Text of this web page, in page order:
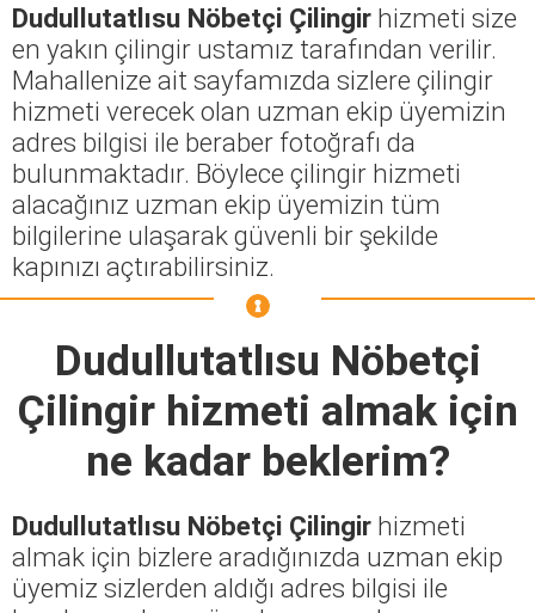
Dudullutatlısu Nöbetçi Çilingir hizmeti size
en yakın çilingir ustamız tarafından verilir.
Mahallenize ait sayfamızda sizlere çilingir
hizmeti verecek olan uzman ekip üyemizin
adres bilgisi ile beraber fotoğrafı da
bulunmaktadır. Böylece çilingir hizmeti
alacağınız uzman ekip üyemizin tüm
bilgilerine ulaşarak güvenli bir şekilde
kapınızı açtırabilirsiniz.
Dudullutatlısu Nöbetçi
Çilingirhizmeti almak için
ne kadar beklerim?
Dudullutatlısu Nöbetçi Çilingir hizmeti
almak için bizlere aradığınızda uzman ekip
üyemiz sizlerden aldığı adres bilgisi ile